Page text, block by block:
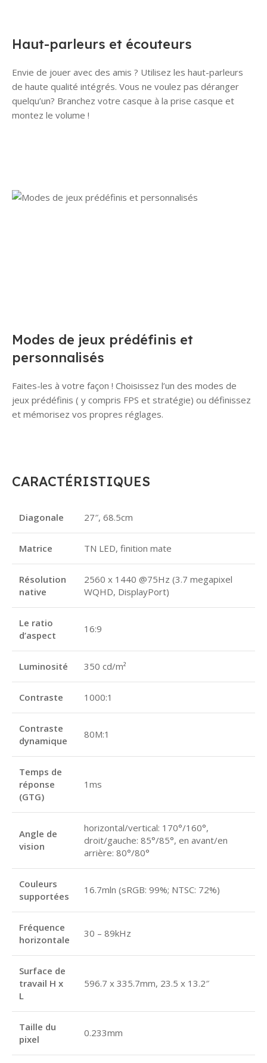
Haut-parleurs et écouteurs
Envie de jouer avec des amis ? Utilisez les haut-parleurs
de haute qualité intégrés. Vous ne voulez pas déranger
quelqu’un? Branchez votre casque à la prise casque et
montez le volume !
Modes de jeux prédéfinis et
personnalisés
Faites-les à votre façon ! Choisissez l’un des modes de
jeux prédéfinis ( y compris FPS et stratégie) ou définissez
et mémorisez vos propres réglages.
CARACTÉRISTIQUES
Diagonale 27″, 68.5cm
Matrice TN LED, finition mate
Résolution
native
2560 x 1440 @75Hz (3.7 megapixel
WQHD, DisplayPort)
Le ratio
d’aspect
16:9
Luminosité 350 cd/m²
Contraste 1000:1
Contraste
dynamique
80M:1
Temps de
réponse
(GTG)
1ms
Angle de
vision
horizontal/vertical: 170°/160°,
droit/gauche: 85°/85°, en avant/en
arrière: 80°/80°
Couleurs
supportées
16.7mln (sRGB: 99%; NTSC: 72%)
Fréquence
horizontale
30 – 89kHz
Surface de
travail H x
L
596.7 x 335.7mm, 23.5 x 13.2″
Taille du
pixel
0.233mm